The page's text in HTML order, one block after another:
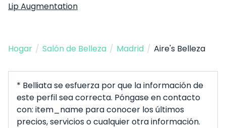
Lip Augmentation
Hogar / Salón de Belleza / Madrid / Aire's Belleza
* Belliata se esfuerza por que la información de
este perfil sea correcta. Póngase en contacto
con: item_name para conocer los últimos
precios, servicios o cualquier otra información.